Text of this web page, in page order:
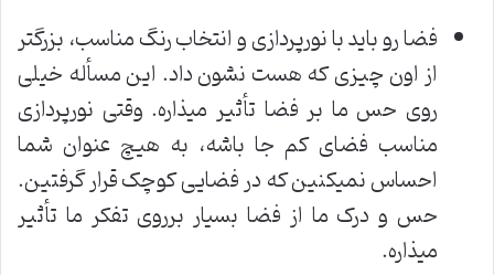
فضا رو باید با نورپردازی و انتخاب رنگ مناسب، بزرگتر
از اون چیزی که هست نشون داد. این مسأله خیلی
روی حس ما بر فضا تأثیر میذاره. وقتی نورپردازی
مناسب فضای کم جا باشه، به هیچ عنوان شما
احساس نمیکنین که در فضایی کوچک قرار گرفتین.
حس و درک ما از فضا بسیار برروی تفکر ما تأثیر
میذاره.